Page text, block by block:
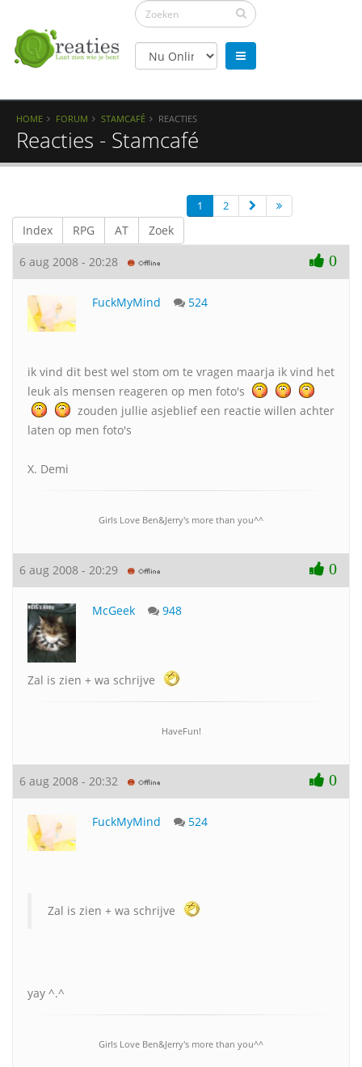
HOME FORUM STAMCAFÉ REACTIES
Reacties - Stamcafé
Index RPG AT Zoek
1 2
6 aug 2008 - 20:28 0
FuckMyMind 524
ik vind dit best wel stom om te vragen maarja ik vind het
leuk als mensen reageren op men foto's
zouden jullie asjeblief een reactie willen achter
laten op men foto's
X. Demi
Girls Love Ben&Jerry's more than you^^
6 aug 2008 - 20:29 0
McGeek 948
Zal is zien + wa schrijve
HaveFun!
6 aug 2008 - 20:32 0
FuckMyMind 524
Zal is zien + wa schrijve
yay ^.^
Girls Love Ben&Jerry's more than you^^